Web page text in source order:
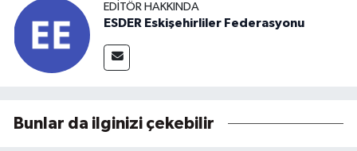
EDITÖR HAKKINDA
ESDER Eskişehirliler Federasyonu
Bunlar da ilginizi çekebilir